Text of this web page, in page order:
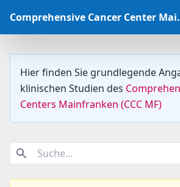
Hier finden Sie grundlegende
klinischen Studien des
Centers Mainfranken (CCC MF)
Suche...